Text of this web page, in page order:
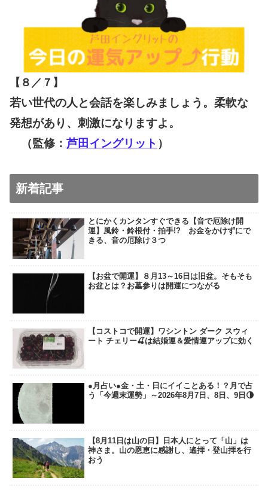
【８／７ 】
若い世代の人と会話を楽しみましょう。柔軟な
発想があり、刺激になりますよ。
（監修： 芦田イングリット ）
新着記事
とにかくカンタンすぐできる【音で厄除け開
運】風鈴・鈴根付・拍手!? お金をかけずにで
きる、音の厄除け３つ
【お盆で開運】８月13～16日は旧盆。そもそも
お盆とは？お墓参りは開運につながる
【コストコで開運】ワシントン ダーク スウィ
ート チェリー🍒は結婚運＆愛情運アップに効く
●月占い●金・土・日にイイことある！？月で占
う「今週末運勢」～2026年8月7日、8日、9日🌗
【8月11日は山の日】日本人にとって「山」は
神さま。山の恩恵に感謝し、遙拝・登山拝を行
おう